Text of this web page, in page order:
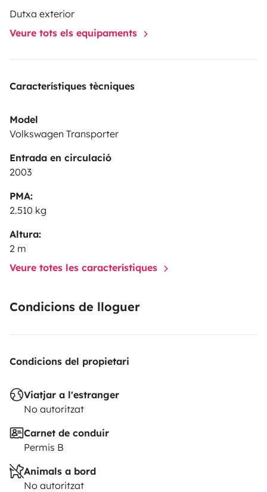
Dutxa exterior
Veure tots els equipaments
Característiques tècniques
Model
Volkswagen Transporter
Entrada en circulació
2003
PMA:
2.510 kg
Altura:
2 m
Veure totes les característiques
Condicions de lloguer
Condicions del propietari
Viatjar a l'estranger
No autoritzat
Carnet de conduir
Permis B
Animals a bord
No autoritzat